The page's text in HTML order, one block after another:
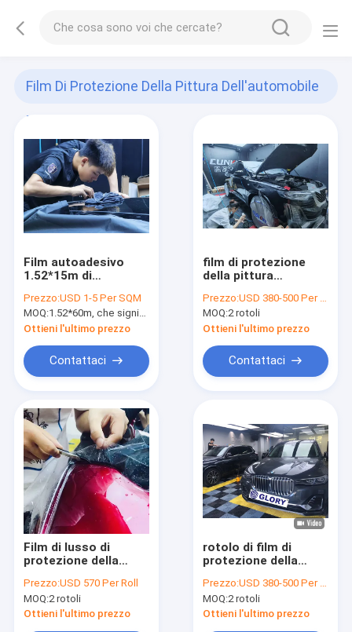
Film Di Protezione Della Pittura Dell'automobile
Di TPU
(8)
Film autoadesivo
1.52*15m di
film del GMT 6.5mil di
Janpanese
dell'automobile
dell'involucro di
protezione della
pittura di lusso del
Prezzo:USD 1-5 Per SQM
MOQ:1.52*60m, che significa 3 rotoli di 1.52*20m
Ottieni l'ultimo prezzo
Contattaci
film di protezione
della pittura
170-180micron TPU,
involucro
dell'automobile di
Tpu del rotolo dello
SGS 20m
Prezzo:USD 380-500 Per Roll
MOQ:2 rotoli
Ottieni l'ultimo prezzo
Contattaci
Film di lusso di
protezione della
dell'automobile del
GMT 7.5mil 1.52*15m
Janpanese TPU
Prezzo:USD 570 Per Roll
MOQ:2 rotoli
Ottieni l'ultimo prezzo
rotolo di film di
protezione della
dell'automobile di
1.52*15m TPU, film
protettivo
Prezzo:USD 380-500 Per Roll
MOQ:2 rotoli
Ottieni l'ultimo prezzo